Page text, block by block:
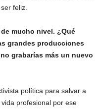
feliz.
mucho nivel. ¿Qué
grandes producciones
grabarías más un nuevo
política para salvar a
profesional por ese